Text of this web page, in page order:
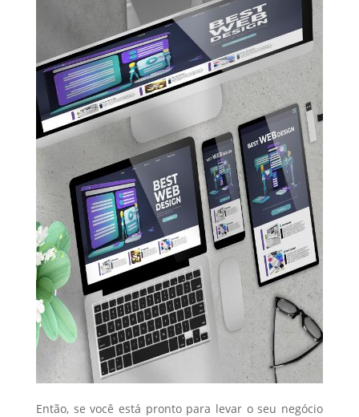
Então, se você está pronto para levar o seu negócio